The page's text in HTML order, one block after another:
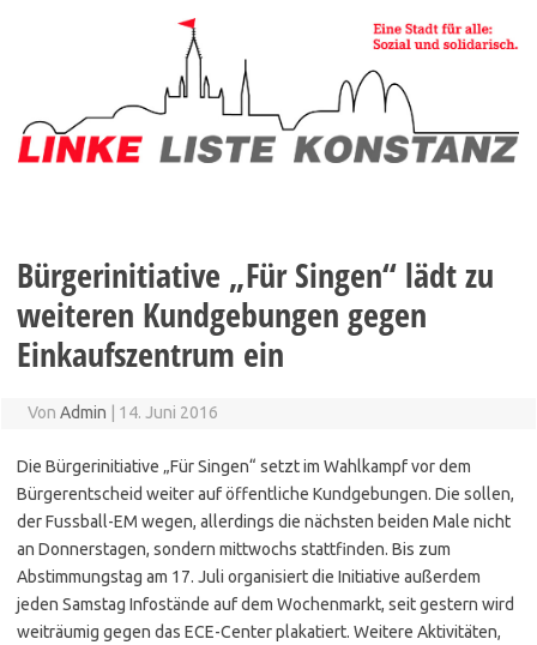
Bürgerinitiative „Für Singen“ lädt zu
weiteren Kundgebungen gegen
Einkaufszentrum ein
Von Admin 14. Juni 2016
Die Bürgerinitiative „Für Singen“ setzt im Wahlkampf vor dem
Bürgerentscheid weiter auf öffentliche Kundgebungen. Die sollen,
der Fussball-EM wegen, allerdings die nächsten beiden Male nicht
an Donnerstagen, sondern mittwochs stattfinden. Bis zum
Abstimmungstag am 17. Juli organisiert die Initiative außerdem
jeden Samstag Infostände auf dem Wochenmarkt, seit gestern wird
weiträumig gegen das ECE-Center plakatiert. Weitere Aktivitäten,